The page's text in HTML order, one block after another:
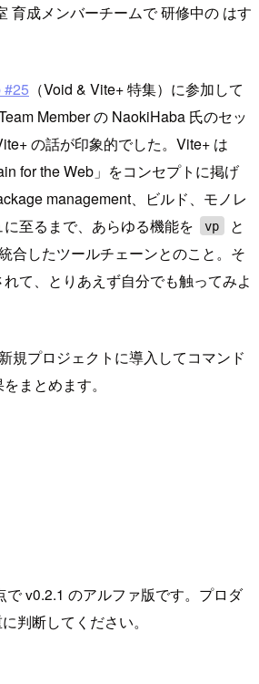
育成メンバーチームで 研修中の はす
#25 （Void & Vite+ 特集）に参加して
Member の NaokiHaba 氏のセッ
の話が印象的でした。Vite+ は
for the Web」をコンセプトに掲げ
management、ビルド、モノレ
至るまで、あらゆる機能を
vp
と
合したツールチェーンとのこと。そ
て、とりあえず自分でも触ってみよ
規プロジェクトに導入してコマンド
まとめます。
で v0.2.1 のアルファ版です。プロダ
判断してください。